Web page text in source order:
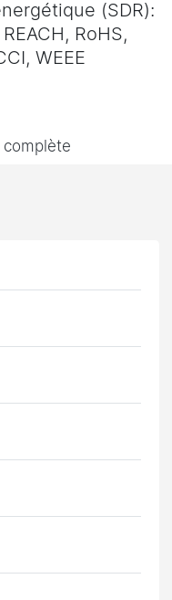
(SDR):
RoHS,
WEEE
complète